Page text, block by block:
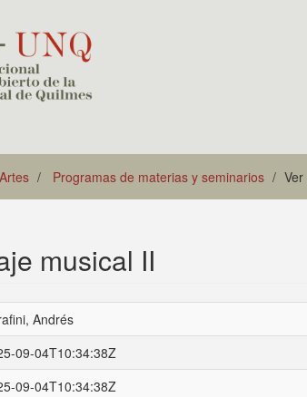
Programas de materias y seminarios
musical II
Andrés
09-04T10:34:38Z
09-04T10:34:38Z